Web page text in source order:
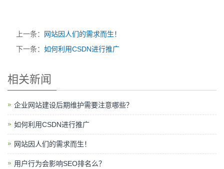
上一条：
网站因人们的需求而生！
下一条： 如何利用CSDN进行推广
相关新闻
企业网站建设后期维护需要注意哪些？
如何利用CSDN进行推广
网站因人们的需求而生！
用户行为会影响SEO排名么？